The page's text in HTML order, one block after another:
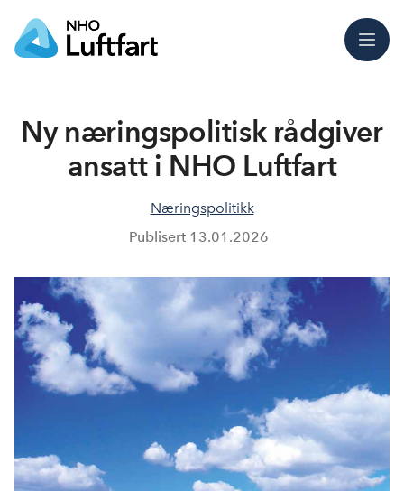
Meny
Ny næringspolitisk rådgiver
ansatt i NHO Luftfart
Næringspolitikk
Publisert 13.01.2026